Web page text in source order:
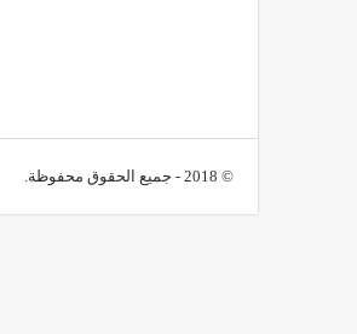
© 2018 - جميع الحقوق محفوظة.